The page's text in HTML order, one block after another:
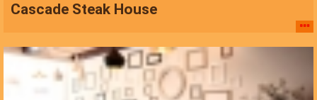
Cascade Steak House